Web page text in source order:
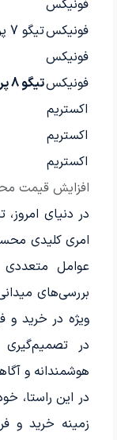
افزایش قیمت
فونیکس
فونیکستیگو 7 پرو هیبرید
فونیکس
فونیکستیگو 8 پرو هیبرید
اکستریم
اکستریم
اکستریم
در دنیای
امری کلیدی
عوامل متعددی
بررسی‌های
ویژه در خرید
در تصمیم‌گیری
هوشمندانه و
در این راستا،
زمینه خرید و